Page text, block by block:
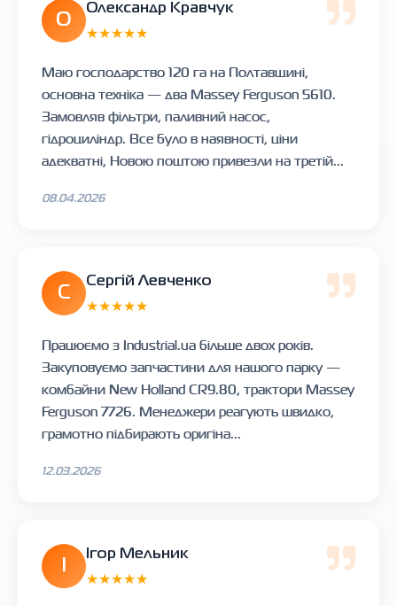
О
Олександр Кравчук
★★★★★
Маю господарство 120 га на Полтавщині,
основна техніка — два Massey Ferguson 5610.
Замовляв фільтри, паливний насос,
гідроциліндр. Все було в наявності, ціни
адекватні, Новою поштою привезли на третій...
08.04.2026
С
Сергій Левченко
★★★★★
Працюємо з Industrial.ua більше двох років.
Закуповуємо запчастини для нашого парку —
комбайни New Holland CR9.80, трактори Massey
Ferguson 7726. Менеджери реагують швидко,
грамотно підбирають оригіна...
12.03.2026
Ігор Мельник
★★★★★